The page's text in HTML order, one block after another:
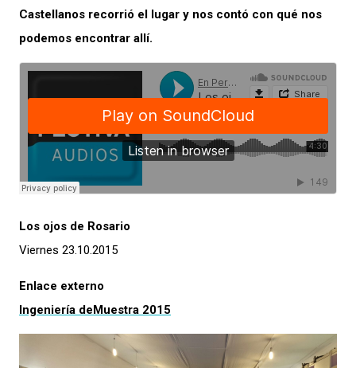
Castellanos recorrió el lugar y nos contó con qué nos
podemos encontrar allí.
Los ojos de Rosario
Viernes 23.10.2015
Enlace externo
Ingeniería deMuestra 2015